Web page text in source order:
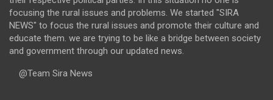
focusing the rural issues and problems. We started "SIRA
NEWS" to focus the rural issues and promote their culture and
educate them. we are trying to be like a bridge between society
and government through our updated news.
@Team Sira News